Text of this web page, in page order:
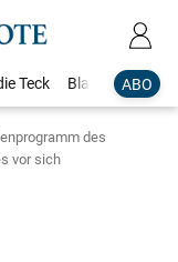
ABO
Teck Blaulicht
des
vor sich